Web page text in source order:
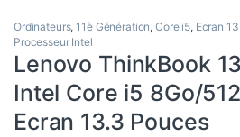
Ordinateurs,11è Génération, Core i5, Ecran
Processeur Intel
Lenovo ThinkBook
Intel Core i5 8Go/
Ecran 13.3 Pouces